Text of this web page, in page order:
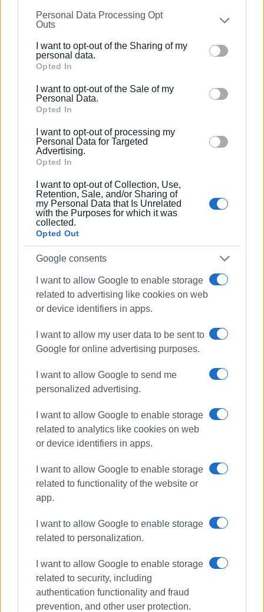
on theIAB’s List of Downstream Participants
that may
further disclose it to other third parties.
Please note that this website/app uses one or more
Google services and may gather and store information
behaviour. You may click to grant or deny consent to
Google and its third-party tags to use your data for
section.
Personal Data Processing Opt
Outs
I want to opt-out of the Sharing of my
personal data.
Opted In
I want to opt-out of the Sale of my
Personal Data.
Opted In
I want to opt-out of processing my
Personal Data for Targeted
Advertising.
Opted In
I want to opt-out of Collection, Use,
Retention, Sale, and/or Sharing of
my Personal Data that Is Unrelated
with the Purposes for which it was
collected.
Opted Out
Google consents
I want to allow Google to enable storage
related to advertising like cookies on web
or device identifiers in apps.
I want to allow my user data to be sent to
Google for online advertising purposes.
I want to allow Google to send me
personalized advertising.
I want to allow Google to enable storage
related to analytics like cookies on web
or device identifiers in apps.
I want to allow Google to enable storage
related to functionality of the website or
app.
I want to allow Google to enable storage
related to personalization.
I want to allow Google to enable storage
related to security, including
authentication functionality and fraud
prevention, and other user protection.
Δημοτικό Θέατρο
ΣΧΕΤΙΚA AΡΘΡΑ
Το Θέατρο, ο Σακελλάριος και η
Δημοτικό Θέατρο: Αποκολλήθηκε
τμήμα της οροφής λόγω των
ισχυρών ανέμων (ΦΩΤΟ)
Έντονη διαμαρτυρία της Ένωσης
Χορωδιών για το κλείσιμο του
Δημοτικού Θεάτρου